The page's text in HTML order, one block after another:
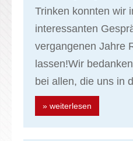
Trinken konnten wir
interessanten
vergangenen Jahre
lassen!Wir
bei allen, die uns in
» weiterlesen